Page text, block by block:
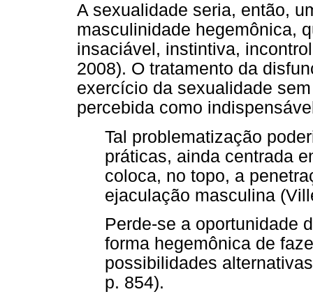
A sexualidade seria, então,
masculinidade hegemônica,
insaciável, instintiva,
2008). O tratamento da
exercício da sexualidade
percebida como
Tal problematização
práticas, ainda centrada
coloca, no topo, a
ejaculação masculina
Perde-se a oportunidade
forma hegemônica de
possibilidades
p. 854).